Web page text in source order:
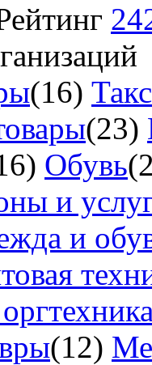
(16)
(23)
Обувь
и
и
(12)